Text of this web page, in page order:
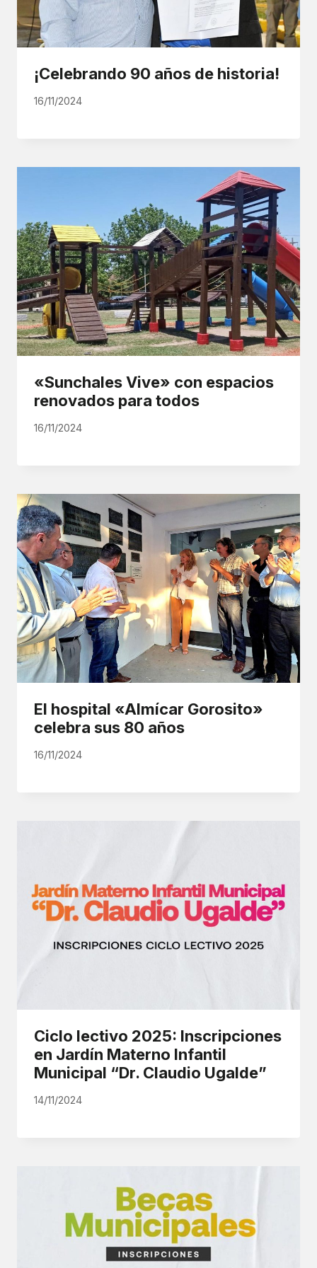
¡Celebrando 90 años de historia!
16/11/2024
«Sunchales Vive» con espacios
renovados para todos
16/11/2024
El hospital «Almícar Gorosito»
celebra sus 80 años
16/11/2024
Ciclo lectivo 2025: Inscripciones
en Jardín Materno Infantil
Municipal “Dr. Claudio Ugalde”
14/11/2024